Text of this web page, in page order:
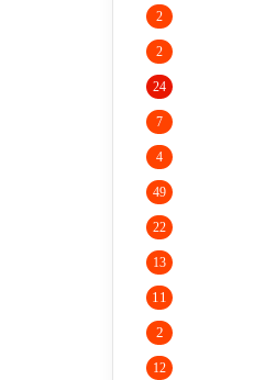
2
2
24
7
4
49
22
13
11
2
12